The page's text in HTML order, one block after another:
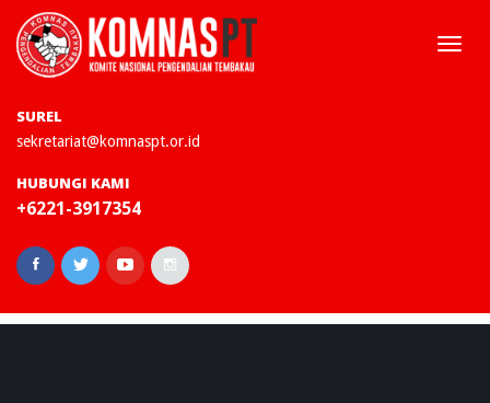
SUREL
sekretariat@komnaspt.or.id
HUBUNGI KAMI
+6221-3917354